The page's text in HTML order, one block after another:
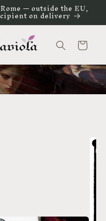
— outside the EU,
on delivery
Carrello